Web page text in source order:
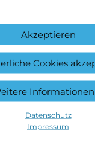
Akzeptieren
Cookies
Informationen
Datenschutz
Impressum